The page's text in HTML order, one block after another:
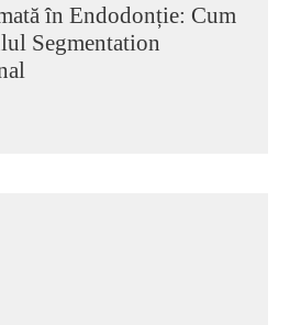
în Endodonție: Cum
Segmentation